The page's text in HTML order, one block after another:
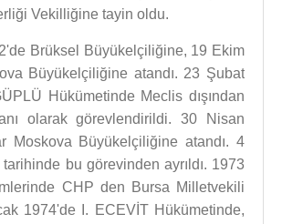
Vekilliğine tayin oldu.
Brüksel Büyükelçiliğine, 19 Ekim
Büyükelçiliğine atandı. 23 Şubat
Hükümetinde Meclis dışından
olarak görevlendirildi. 30 Nisan
Moskova Büyükelçiliğine atandı. 4
bu görevinden ayrıldı. 1973
CHP den Bursa Milletvekili
1974'de I. ECEVİT Hükümetinde,